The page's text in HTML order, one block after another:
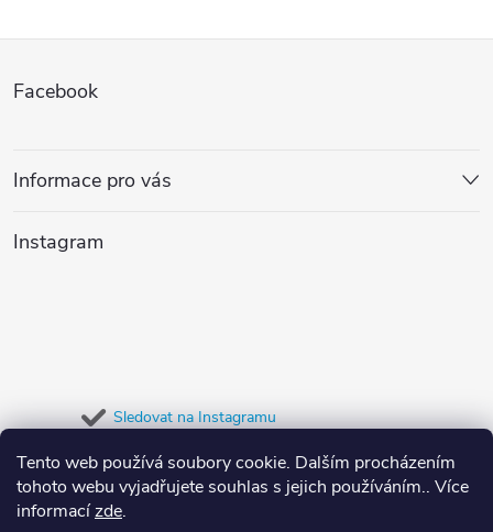
Tento web používá soubory cookie. Dalším procházením
tohoto webu vyjadřujete souhlas s jejich používáním.. Více
informacízde.
p
a
Facebook
Informace pro vás
Instagram
Sledovat na Instagramu
Přijímáme online platby